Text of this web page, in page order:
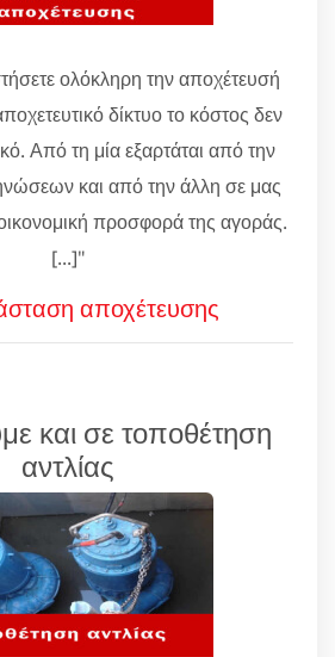
ολόκληρη την αποχέτευσή
δίκτυο το κόστος δεν
Από τη μία εξαρτάται από την
και από την άλλη σε μας
προσφορά της αγοράς.
[...]"
αποχέτευσης
και σε τοποθέτηση
αντλίας